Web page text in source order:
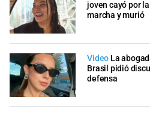
joven cayó por
marcha y murió
Video La
Brasil pidió
defensa